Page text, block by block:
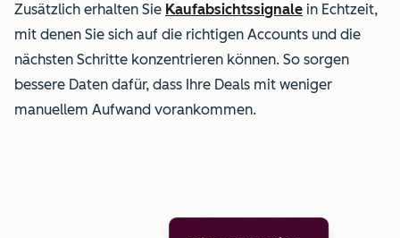
Zusätzlich erhalten Sie Kaufabsichtssignale in Echtzeit,
mit denen Sie sich auf die richtigen Accounts und die
nächsten Schritte konzentrieren können. So sorgen
bessere Daten dafür, dass Ihre Deals mit weniger
manuellem Aufwand vorankommen.